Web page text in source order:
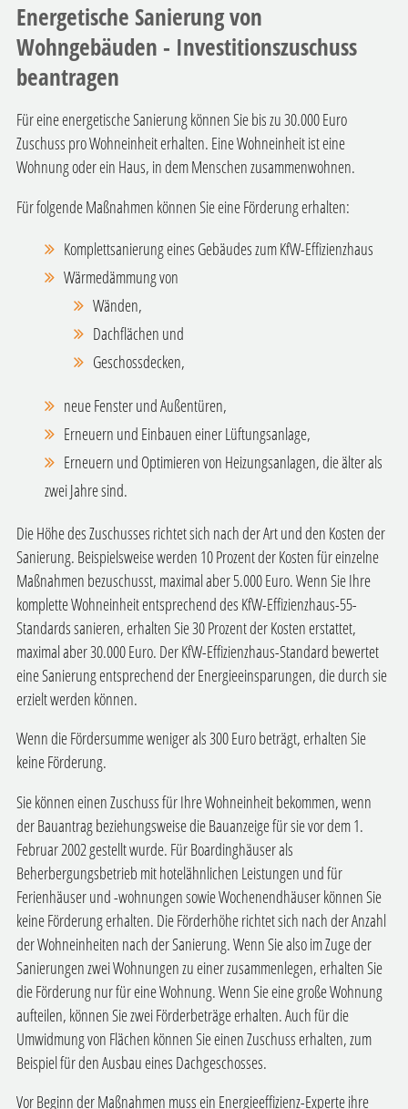
Energetische Sanierung von
Wohngebäuden - Investitionszuschuss
beantragen
Für eine energetische Sanierung können Sie bis zu 30.000 Euro
Zuschuss pro Wohneinheit erhalten. Eine Wohneinheit ist eine
Wohnung oder ein Haus, in dem Menschen zusammenwohnen.
Für folgende Maßnahmen können Sie eine Förderung erhalten:
Komplettsanierung eines Gebäudes zum KfW-Effizienzhaus
Wärmedämmung von
Wänden,
Dachflächen und
Geschossdecken,
neue Fenster und Außentüren,
Erneuern und Einbauen einer Lüftungsanlage,
Erneuern und Optimieren von Heizungsanlagen, die älter als
zwei Jahre sind.
Die Höhe des Zuschusses richtet sich nach der Art und den Kosten der
Sanierung. Beispielsweise werden 10 Prozent der Kosten für einzelne
Maßnahmen bezuschusst, maximal aber 5.000 Euro. Wenn Sie Ihre
komplette Wohneinheit entsprechend des KfW-Effizienzhaus-55-
Standards sanieren, erhalten Sie 30 Prozent der Kosten erstattet,
maximal aber 30.000 Euro. Der KfW-Effizienzhaus-Standard bewertet
eine Sanierung entsprechend der Energieeinsparungen, die durch sie
erzielt werden können.
Wenn die Fördersumme weniger als 300 Euro beträgt, erhalten Sie
keine Förderung.
Sie können einen Zuschuss für Ihre Wohneinheit bekommen, wenn
der Bauantrag beziehungsweise die Bauanzeige für sie vor dem 1.
Februar 2002 gestellt wurde. Für Boardinghäuser als
Beherbergungsbetrieb mit hotelähnlichen Leistungen und für
Ferienhäuser und -wohnungen sowie Wochenendhäuser können Sie
keine Förderung erhalten. Die Förderhöhe richtet sich nach der Anzahl
der Wohneinheiten nach der Sanierung. Wenn Sie also im Zuge der
Sanierungen zwei Wohnungen zu einer zusammenlegen, erhalten Sie
die Förderung nur für eine Wohnung. Wenn Sie eine große Wohnung
aufteilen, können Sie zwei Förderbeträge erhalten. Auch für die
Umwidmung von Flächen können Sie einen Zuschuss erhalten, zum
Beispiel für den Ausbau eines Dachgeschosses.
Vor Beginn der Maßnahmen muss ein Energieeffizienz-Experte ihre